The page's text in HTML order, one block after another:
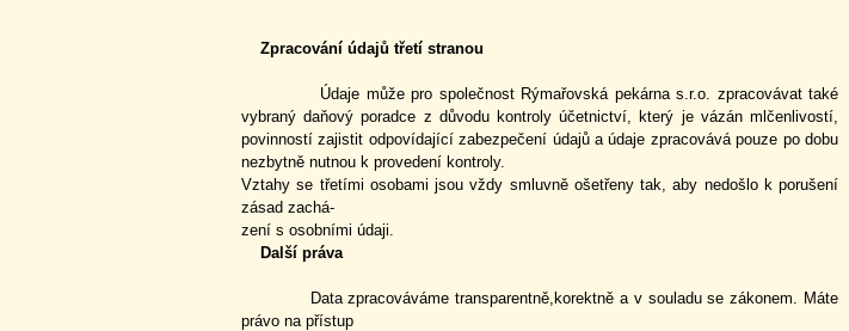
Zpracování údajů třetí stranou
Údaje může pro společnost Rýmařovská pekárna s.r.o. zpracovávat také
vybraný daňový poradce z důvodu kontroly účetnictví, který je vázán mlčenlivostí,
povinností zajistit odpovídající zabezpečení údajů a údaje zpracovává pouze po dobu
nezbytně nutnou k provedení kontroly.
Vztahy se třetími osobami jsou vždy smluvně ošetřeny tak, aby nedošlo k porušení
zásad zachá-
zení s osobními údaji.
Další práva
Data zpracováváme transparentně,korektně a v souladu se zákonem. Máte
právo na přístup